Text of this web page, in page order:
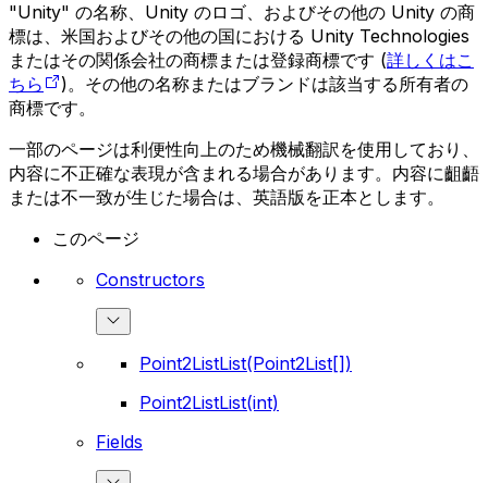
"Unity" の名称、Unity のロゴ、およびその他の Unity の商
標は、米国およびその他の国における Unity Technologies
またはその関係会社の商標または登録商標です (詳しくはこ
ちら
)。その他の名称またはブランドは該当する所有者の
商標です。
一部のページは利便性向上のため機械翻訳を使用しており、
内容に不正確な表現が含まれる場合があります。内容に齟齬
または不一致が生じた場合は、英語版を正本とします。
このページ
Constructors
Point2ListList(Point2List[])
Point2ListList(int)
Fields